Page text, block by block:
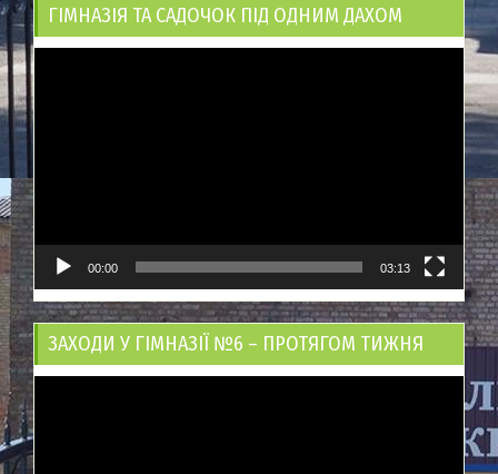
ГІМНАЗІЯ ТА САДОЧОК ПІД ОДНИМ ДАХОМ
00:00 03:13
ЗАХОДИ У ГІМНАЗІЇ №6 – ПРОТЯГОМ ТИЖНЯ